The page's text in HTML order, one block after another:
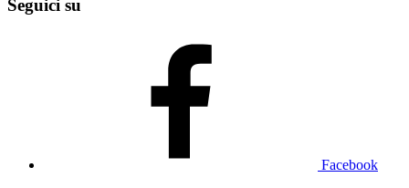
Seguici su
Facebook